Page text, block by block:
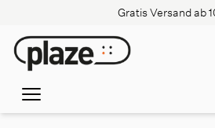
Gratis Versand ab